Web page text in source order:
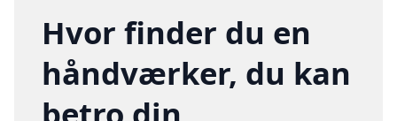
Hvor finder du en
håndværker, du kan